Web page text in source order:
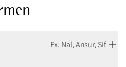
Ex. Nal, Ansur, Sif